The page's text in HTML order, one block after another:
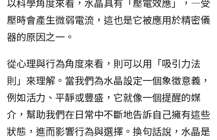
壓時會產生微弱電流，這也是它被應用於精密儀
器的原因之一。
從心理與行為角度來看，則可以用「吸引力法
則」來理解。當我們為水晶設定一個象徵意義，
例如活力、平靜或豐盛，它就像一個提醒的媒
介，幫助我們在日常中不斷地告訴自己擁有這些
狀態，進而影響行為與選擇。換句話說，水晶是